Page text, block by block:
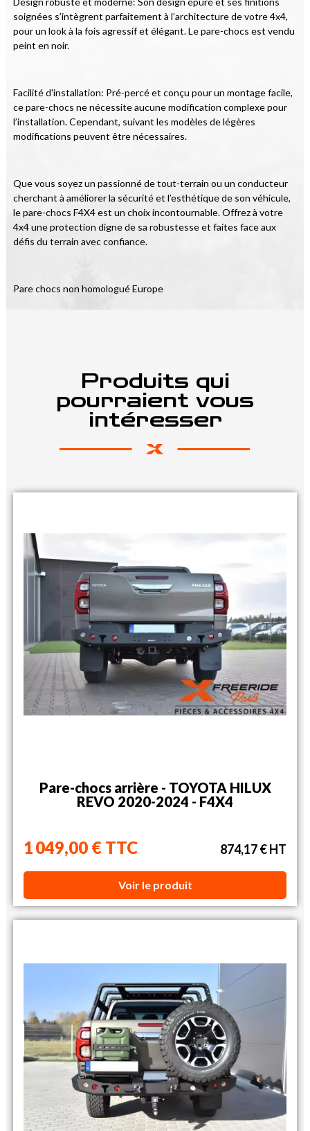
soignées s’intègrent parfaitement à l’architecture de votre 4x4,
pour un look à la fois agressif et élégant. Le pare-chocs est vendu
peint en noir.
Facilité d'installation: Pré-percé et conçu pour un montage facile,
ce pare-chocs ne nécessite aucune modification complexe pour
l’installation. Cependant, suivant les modèles de légères
modifications peuvent être nécessaires.
Que vous soyez un passionné de tout-terrain ou un conducteur
cherchant à améliorer la sécurité et l’esthétique de son véhicule,
le pare-chocs F4X4 est un choix incontournable. Offrez à votre
4x4 une protection digne de sa robustesse et faites face aux
défis du terrain avec confiance.
Pare chocs non homologué Europe
Produits qui
pourraient vous
intéresser
Pare-chocs arrière - TOYOTA HILUX
REVO 2020-2024 - F4X4
1 049,00 € TTC 874,17 € HT
Voir le produit